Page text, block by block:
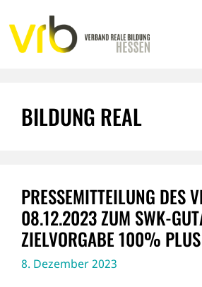
Inhalt
springen
BILDUNG REAL
PRESSEMITTEILUNG DES
08.12.2023 ZUM SWK-
ZIELVORGABE 100%
8. Dezember 2023